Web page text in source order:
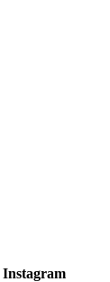
Instagram